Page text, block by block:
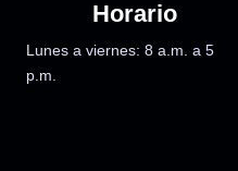
Horario
Lunes a viernes: 8 a.m. a 5
p.m.